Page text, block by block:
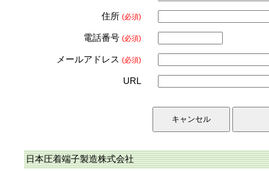
住所 (必須)
電話番号 (必須)
メールアドレス (必須)
URL
日本圧着端子製造株式会社